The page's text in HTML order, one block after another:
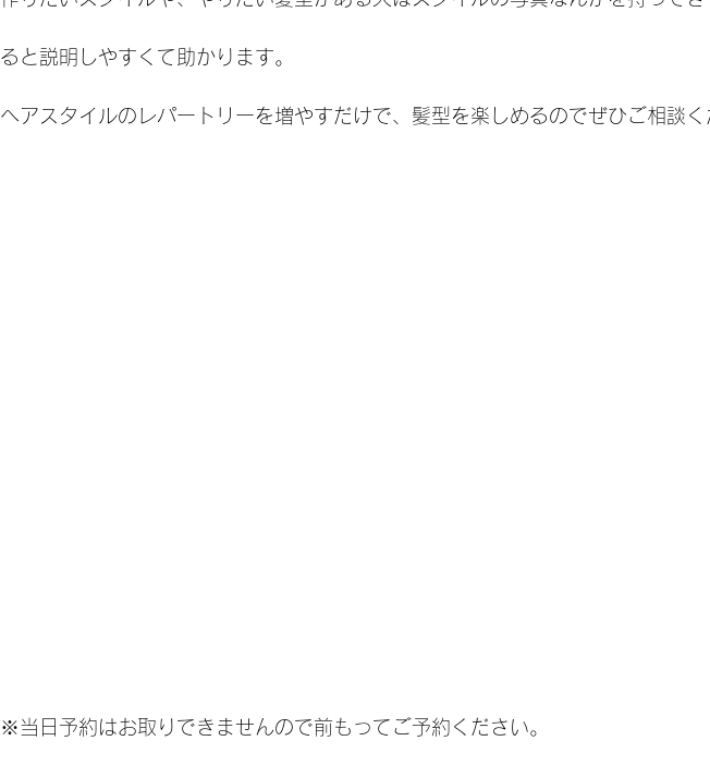
ると説明しやすくて助かります。
ヘアスタイルのレパートリーを増やすだけで、髪型を楽しめるのでぜひご相談く
※当日予約はお取りできませんので前もってご予約ください。